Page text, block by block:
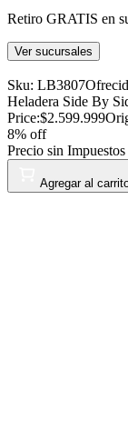
Retiro GRATIS en
Ver sucursales
Sku: LB3807
Heladera Side By
Price:$2.599.999
8% off
Precio sin
Agregar al